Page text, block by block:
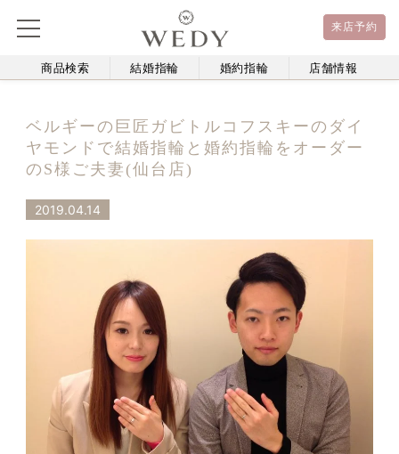
来店予約
商品検索 結婚指輪 婚約指輪 店舗情報
ベルギーの巨匠ガビトルコフスキーのダイ
ヤモンドで結婚指輪と婚約指輪をオーダー
のS様ご夫妻(仙台店)
2019.04.14